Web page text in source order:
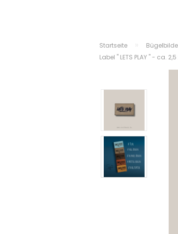
Startseite
Label " LETS PLAY " - ca.